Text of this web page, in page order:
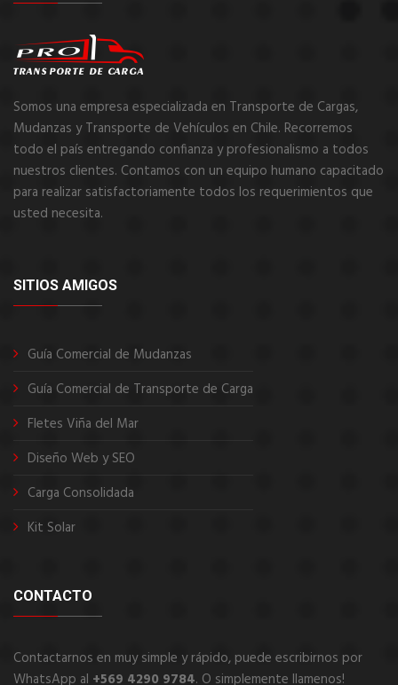
Somos una empresa especializada en Transporte de Cargas,
Mudanzas y Transporte de Vehículos en Chile. Recorremos
todo el país entregando confianza y profesionalismo a todos
nuestros clientes. Contamos con un equipo humano capacitado
para realizar satisfactoriamente todos los requerimientos que
usted necesita.
SITIOS AMIGOS
Guía Comercial de Mudanzas
Guía Comercial de Transporte de Carga
Fletes Viña del Mar
Diseño Web y SEO
Carga Consolidada
Kit Solar
CONTACTO
Contactarnos en muy simple y rápido, puede escribirnos por
WhatsApp al +569 4290 9784. O simplemente llamenos!